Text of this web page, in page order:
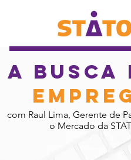
A Busca
com Raul Lima, Gerente de
o Mercado da